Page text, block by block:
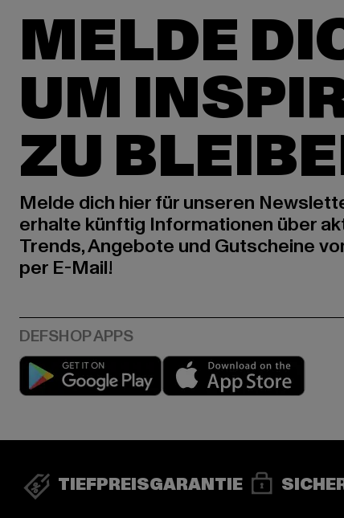
MELDE
UM
ZU
Melde dich hier für unseren
erhalte künftig Informationen über
Trends, Angebote und Gutscheine
per E-Mail!
Play market
TIEFPREISGARANTIE